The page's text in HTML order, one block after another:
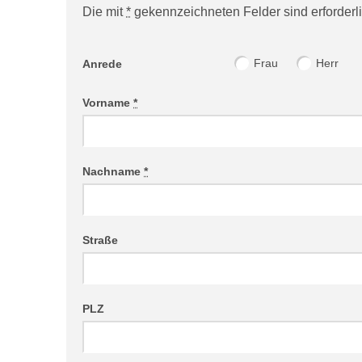
Die mit* gekennzeichneten Felder sind
Anrede Frau Herr
Vorname *
Nachname *
Straße
PLZ